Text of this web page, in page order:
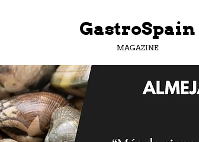
GastroSpain
MAGAZINE